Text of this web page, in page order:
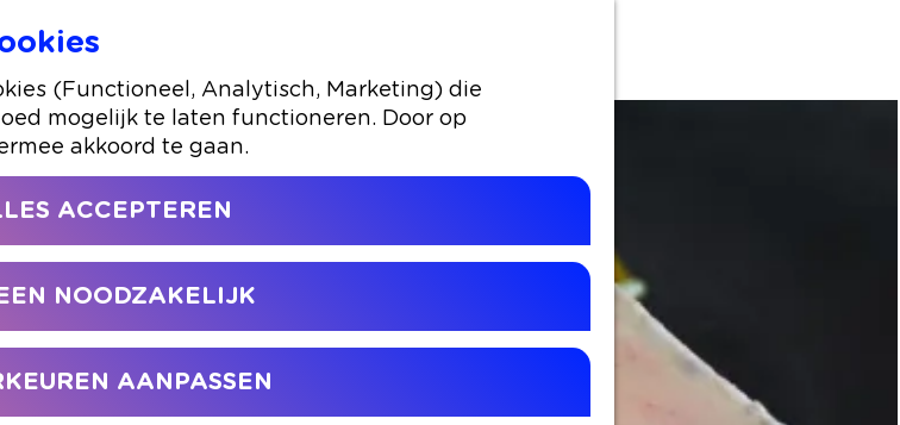
(Functioneel, Analytisch, Marketing) die
mogelijk te laten functioneren. Door op
akkoord te gaan.
ACCEPTEREN
NOODZAKELIJK
AANPASSEN